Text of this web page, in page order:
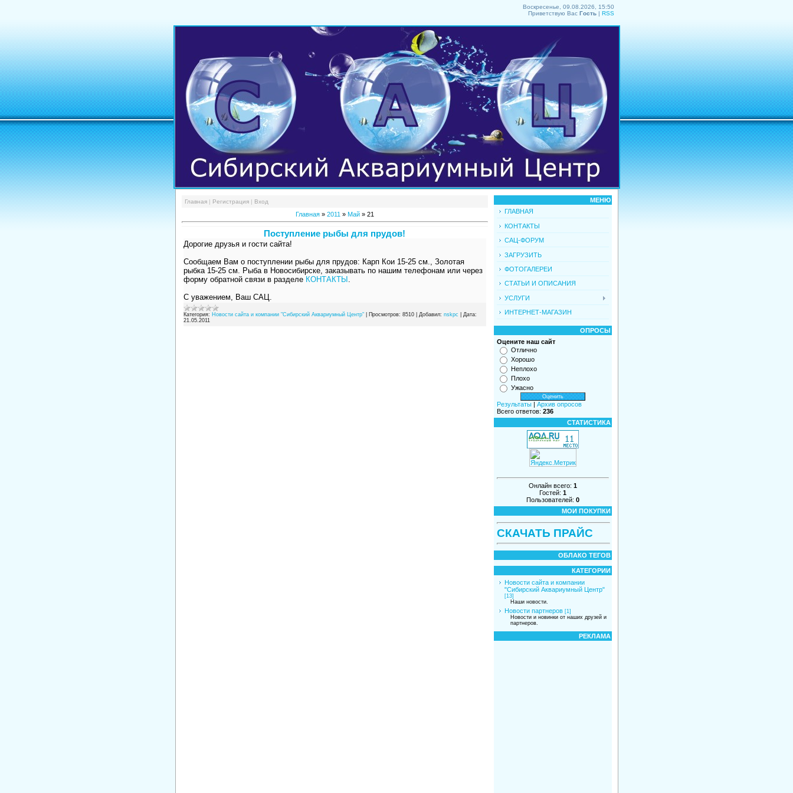
Воскресенье, 09.08.2026, 15:50
Приветствую Вас Гость |RSS
Главная| Регистрация| Вход
Главная» 2011 » Май » 21
Поступление рыбы для прудов!
Дорогие друзья и гости сайта!
Сообщаем Вам о поступлении рыбы для прудов: Карп Кои 15-25 см., Золотая
рыбка 15-25 см. Рыба в Новосибирске, заказывать по нашим телефонам или через
форму обратной связи в разделе КОНТАКТЫ
С уважением, Ваш САЦ.
Категория: Новости сайта и компании "Сибирский Аквариумный Центр" Просмотров: 8510 Добавил: nskpc
Дата:
21.05.2011
МЕНЮ
ГЛАВНАЯ
КОНТАКТЫ
САЦ-ФОРУМ
ЗАГРУЗИТЬ
ФОТОГАЛЕРЕИ
СТАТЬИ И ОПИСАНИЯ
УСЛУГИ
ИНТЕРНЕТ-МАГАЗИН
ОПРОСЫ
Оцените наш сайт
Отлично
Хорошо
Неплохо
Плохо
Ужасно
Результаты| Архив опросов
Всего ответов: 236
СТАТИСТИКА
Онлайн всего: 1
Гостей: 1
Пользователей: 0
МОИ ПОКУПКИ
СКАЧАТЬ ПРАЙС
ОБЛАКО ТЕГОВ
КАТЕГОРИИ
Новости сайта и компании
"Сибирский Аквариумный Центр"
[13]
Наши новости.
Новости партнеров [1]
Новости и новинки от наших друзей и
партнеров.
РЕКЛАМА